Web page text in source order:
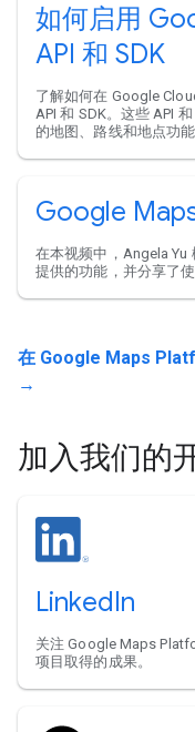
如何启用
API 和 SDK
了解如何在 Google
API 和 SDK。这些 API
的地图、路线和地点功能
Google
在本视频中，Angela Yu
提供的功能，并分享了
在 Google Maps
→
加入我们的
LinkedIn
关注 Google Maps
项目取得的成果。